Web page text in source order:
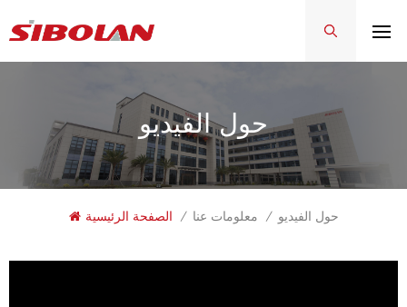
حول الفيديو
الصفحة الرئيسية / معلومات عنا / حول الفيديو